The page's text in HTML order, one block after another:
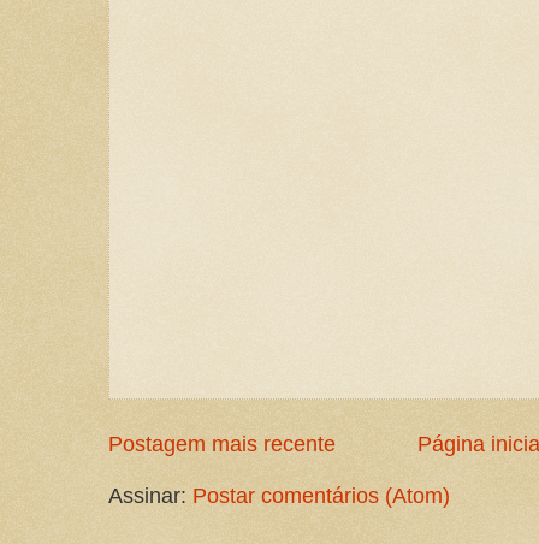
Postagem mais recente Página
Assinar: Postar comentários (Atom)